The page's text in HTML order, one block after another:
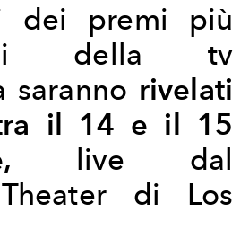
dei premi più
della tv
saranno rivelati
il 14 e il 15
live dal
di Los